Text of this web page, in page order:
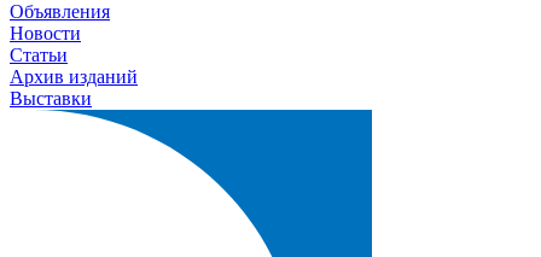
Объявления
Новости
Статьи
Архив изданий
Выставки